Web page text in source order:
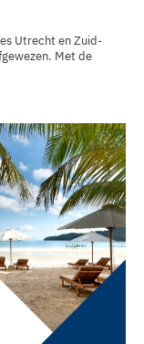
Utrecht en Zuid-
Met de